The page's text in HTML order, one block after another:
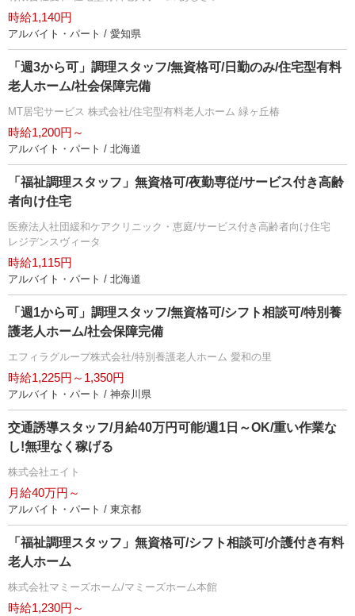
時給1,140円
アルバイト・パート / 愛知県
「週3から可」調理スタッフ/無資格可/日勤のみ/住宅型有料
老人ホーム/社会保障完備
MT居宅サービス 株式会社/住宅型有料老人ホーム 緑ヶ丘椿
時給1,200円～
アルバイト・パート / 北海道
「福祉調理スタッフ」無資格可/夜勤専従/サービス付き高齢
者向け住宅
医療法人社団緩和ケアクリニック・恵庭/サービス付き高齢者向け住宅
レジデンスヴィータ
時給1,115円
アルバイト・パート / 北海道
「週1から可」調理スタッフ/無資格可/シフト相談可/特別養
護老人ホーム/社会保障完備
エフィラグループ株式会社/特別養護老人ホーム 愛和の里
時給1,225円～1,350円
アルバイト・パート / 神奈川県
交通誘導スタッフ/月給40万円可能/週1日～OK/重い作業な
し!無理なく稼げる
株式会社エイト
月給40万円～
アルバイト・パート / 東京都
「福祉調理スタッフ」無資格可/シフト相談可/介護付き有料
老人ホーム
株式会社マミーズホーム/マミーズホーム本館
時給1,230円～